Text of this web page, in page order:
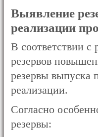
Выявление
реализации
В соответствии с
резервов
резервы выпуска
реализации.
Согласно
резервы: